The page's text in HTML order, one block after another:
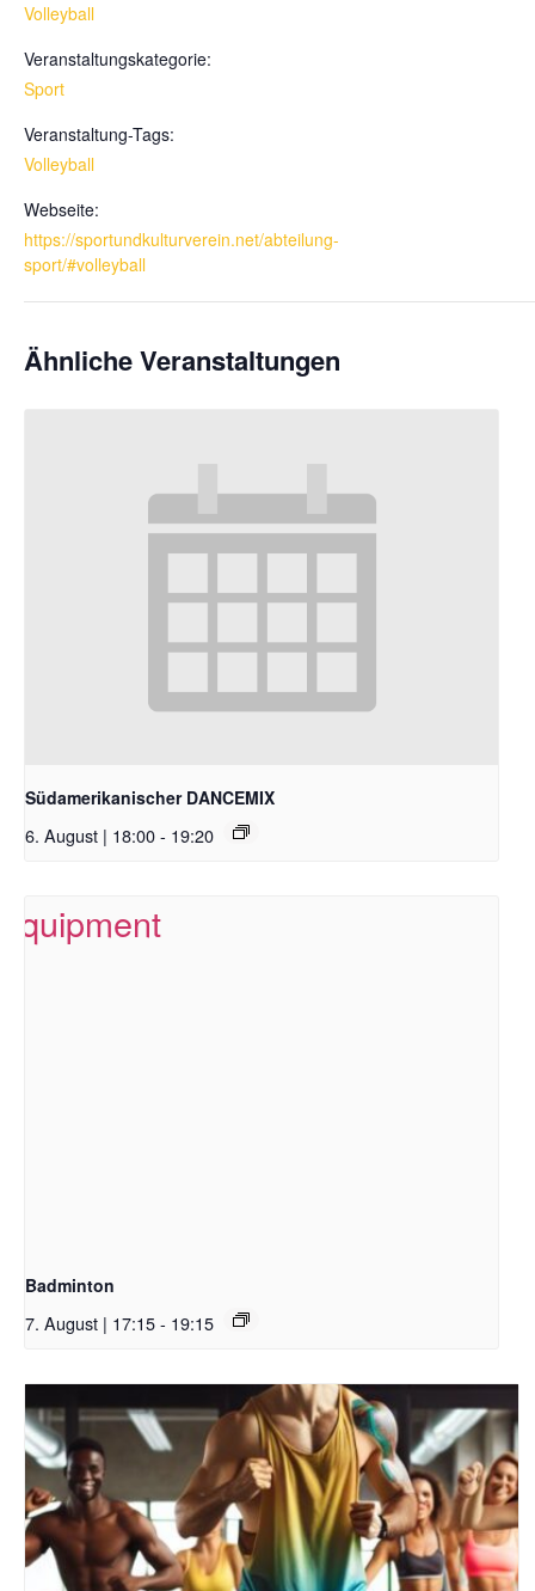
Volleyball
Veranstaltungskategorie:
Sport
Veranstaltung-Tags:
Volleyball
Webseite:
https://sportundkulturverein.net/abteilung-
sport/#volleyball
Ähnliche Veranstaltungen
Südamerikanischer DANCEMIX
6. August | 18:00- 19:20
Badminton
7. August | 17:15- 19:15